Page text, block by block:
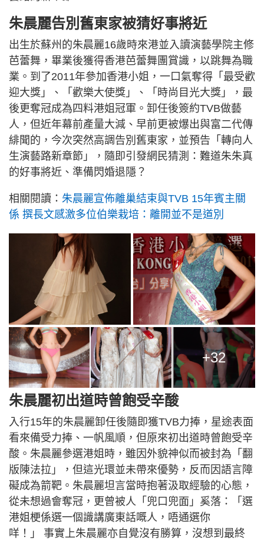
朱晨麗告別舊東家被猜好事將近
出生於蘇州的朱晨麗16歲時來港並入讀演藝學院主修
芭蕾舞，畢業後獲得香港芭蕾舞團賞識，以跳舞為職
業。到了2011年參加香港小姐，一口氣奪得「最受歡
迎大獎」、「歡樂大使獎」、「時尚目光大獎」，最
後更奪冠成為四料港姐冠軍。卸任後簽約TVB做藝
人，但近年幕前產量大減、早前更被爆出與富二代傳
緋聞的，今次突然高調告別舊東家，並預告「轉向人
生演藝路新章節」，隨即引發網民猜測：難道朱朱真
的好事將近、準備閃婚退隱？
相關閱讀： 朱晨麗宣佈離巢結束與TVB 15年賓主關
係 撰長文感激多位伯樂栽培：離開並不是道別
+32
朱晨麗初出道時曾飽受辛酸
入行15年的朱晨麗卸任後隨即獲TVB力捧，星途表面
看來備受力捧、一帆風順，但原來初出道時曾飽受辛
酸。朱晨麗參選港姐時，雖因外貌神似而被封為「翻
版陳法拉」，但這光環並未帶來優勢，反而因語言障
礙成為箭靶。朱晨麗坦言當時抱著汲取經驗的心態，
從未想過會奪冠，更曾被人「兜口兜面」奚落：「選
港姐梗係選一個識講廣東話嘅人，唔通選你
咩！」 事實上朱晨麗亦自覺沒有勝算，沒想到最終